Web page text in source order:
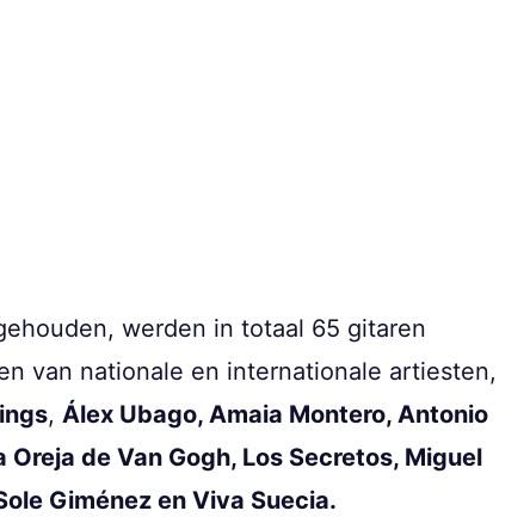
werden in totaal 65 gitaren
van nationale en internationale artiesten,
, Álex Ubago, Amaia Montero, Antonio
de Van Gogh, Los Secretos, Miguel
Giménez en Viva Suecia.